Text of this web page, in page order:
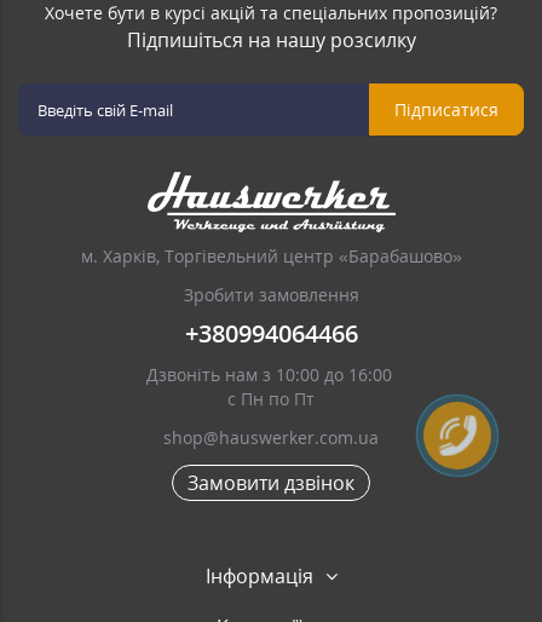
Хочете бути в курсі акцій та спеціальних пропозицій?
Підпишіться на нашу розсилку
Підписатися
м. Харків, Торгівельний центр «Барабашово»
Зробити замовлення
+380994064466
Дзвоніть нам з 10:00 до 16:00
с Пн по Пт
shop@hauswerker.com.ua
Замовити дзвінок
Інформація